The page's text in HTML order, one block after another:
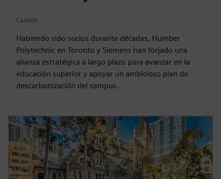
Canadá
Habiendo sido socios durante décadas, Humber
Polytechnic en Toronto y Siemens han forjado una
alianza estratégica a largo plazo para avanzar en la
educación superior y apoyar un ambicioso plan de
descarbonización del campus.